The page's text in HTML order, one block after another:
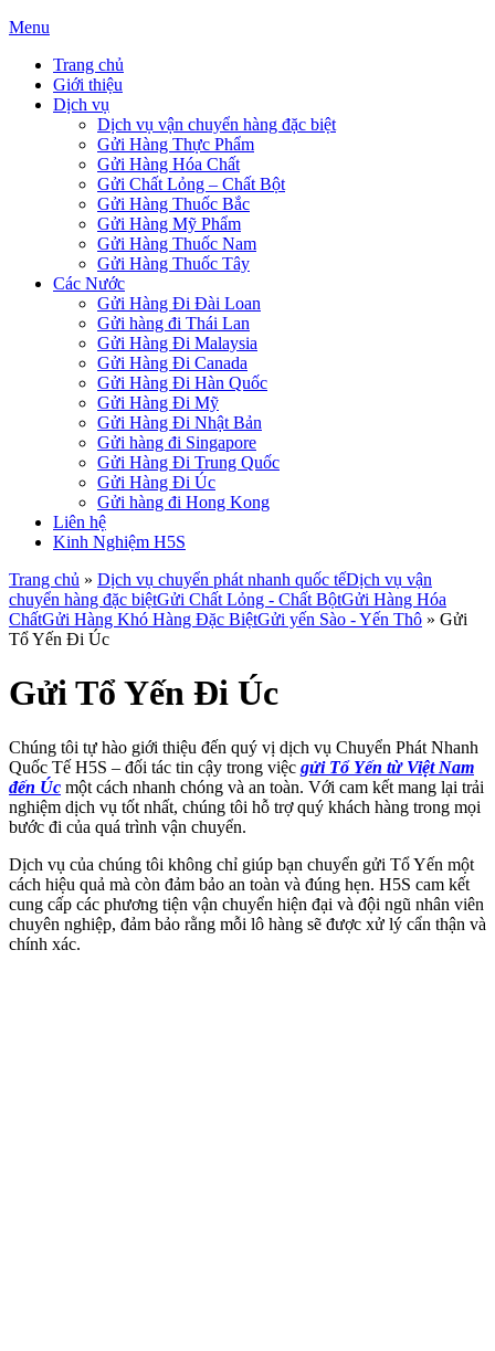
Menu
Trang chủ
Giới thiệu
Dịch vụ
Dịch vụ vận chuyển hàng đặc biệt
Gửi Hàng Thực Phẩm
Gửi Hàng Hóa Chất
Gửi Chất Lỏng – Chất Bột
Gửi Hàng Thuốc Bắc
Gửi Hàng Mỹ Phẩm
Gửi Hàng Thuốc Nam
Gửi Hàng Thuốc Tây
Các Nước
Gửi Hàng Đi Đài Loan
Gửi hàng đi Thái Lan
Gửi Hàng Đi Malaysia
Gửi Hàng Đi Canada
Gửi Hàng Đi Hàn Quốc
Gửi Hàng Đi Mỹ
Gửi Hàng Đi Nhật Bản
Gửi hàng đi Singapore
Gửi Hàng Đi Trung Quốc
Gửi Hàng Đi Úc
Gửi hàng đi Hong Kong
Liên hệ
Kinh Nghiệm H5S
Trang chủ » Dịch vụ chuyển phát nhanh quốc tếDịch vụ vận
chuyển hàng đặc biệtGửi Chất Lỏng - Chất BộtGửi Hàng Hóa
ChấtGửi Hàng Khó Hàng Đặc BiệtGửi yến Sào - Yến Thô » Gửi
Tổ Yến Đi Úc
Gửi Tổ Yến Đi Úc
Chúng tôi tự hào giới thiệu đến quý vị dịch vụ Chuyển Phát Nhanh
Quốc Tế H5S – đối tác tin cậy trong việc gửi Tổ Yến từ Việt Nam
đến Úc một cách nhanh chóng và an toàn. Với cam kết mang lại trải
nghiệm dịch vụ tốt nhất, chúng tôi hỗ trợ quý khách hàng trong mọi
bước đi của quá trình vận chuyển.
Dịch vụ của chúng tôi không chỉ giúp bạn chuyển gửi Tổ Yến một
cách hiệu quả mà còn đảm bảo an toàn và đúng hẹn. H5S cam kết
cung cấp các phương tiện vận chuyển hiện đại và đội ngũ nhân viên
chuyên nghiệp, đảm bảo rằng mỗi lô hàng sẽ được xử lý cẩn thận và
chính xác.